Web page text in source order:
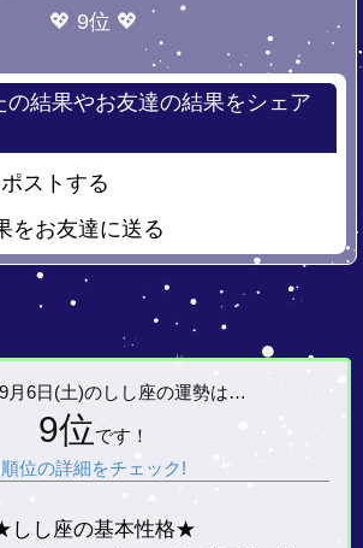
💖 9位 💖
の結果やお友達の結果をシェア
ストする
をお友達に送る
月6日(土)のしし座の運勢は…
9位です！
順位の詳細をチェック!
しし座の基本性格★